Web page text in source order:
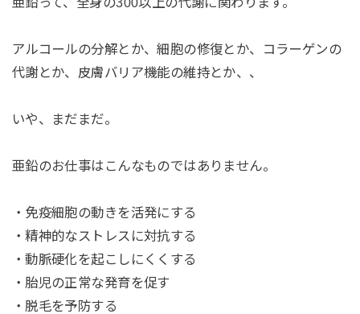
アルコールの分解とか、細胞の修復とか、コラーゲンの
代謝とか、皮膚バリア機能の維持とか、、
いや、まだまだ。
亜鉛のお仕事はこんなものではありません。
・免疫細胞の動きを活発にする
・精神的なストレスに対抗する
・動脈硬化を起こしにくくする
・胎児の正常な発育を促す
・脱毛を予防する